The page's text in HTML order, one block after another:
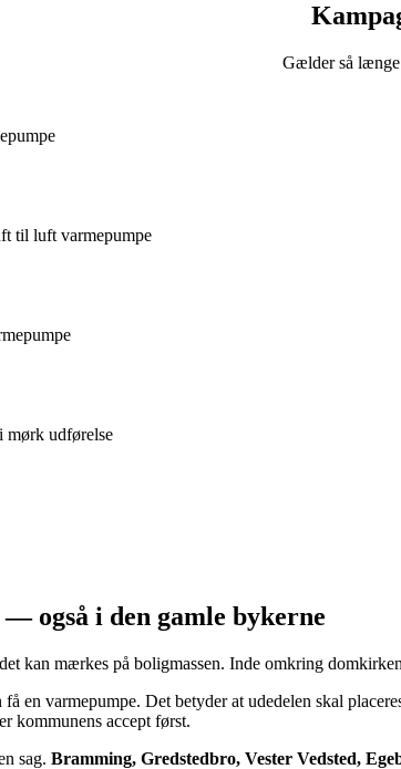
Gælder så længe
også i den gamle bykerne
kan mærkes på boligmassen. Inde omkring
en varmepumpe. Det betyder at udedelen skal
kommunens accept først.
sag. Bramming, Gredstedbro, Vester Vedsted,